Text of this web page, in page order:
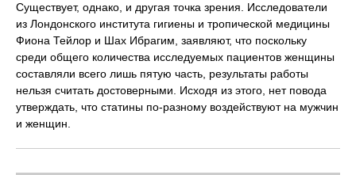
Существует, однако, и другая точка зрения. Исследователи
из Лондонского института гигиены и тропической медицины
Фиона Тейлор и Шах Ибрагим, заявляют, что поскольку
среди общего количества исследуемых пациентов женщины
составляли всего лишь пятую часть, результаты работы
нельзя считать достоверными. Исходя из этого, нет повода
утверждать, что статины по-разному воздействуют на мужчин
и женщин.